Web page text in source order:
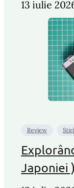
13 iulie
Review Stiri
Japoniei